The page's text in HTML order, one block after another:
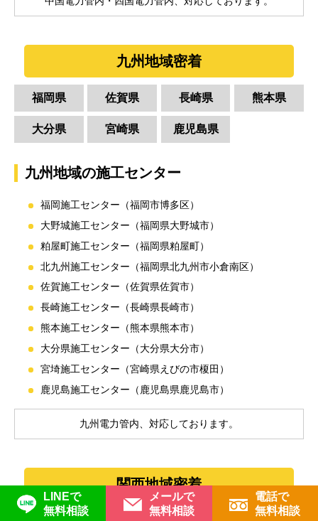
九州地域密着
福岡県 佐賀県 長崎県 熊本県
大分県 宮崎県 鹿児島県
九州地域の施工センター
福岡施工センター（福岡市博多区）
大野城施工センター（福岡県大野城市）
粕屋町施工センター（福岡県粕屋町）
北九州施工センター（福岡県北九州市小倉南区）
佐賀施工センター（佐賀県佐賀市）
長崎施工センター（長崎県長崎市）
熊本施工センター（熊本県熊本市）
大分県施工センター（大分県大分市）
宮埼施工センター（宮崎県えびの市榎田）
鹿児島施工センター（鹿児島県鹿児島市）
九州電力管内、対応しております。
関西地域密着
LINEで
無料相談
メールで
無料相談
電話で
無料相談